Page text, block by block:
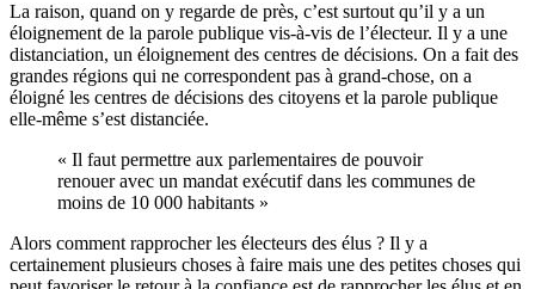
La raison, quand on y regarde de près, c’est surtout qu’il y a un
éloignement de la parole publique vis-à-vis de l’électeur. Il y a une
distanciation, un éloignement des centres de décisions. On a fait des
grandes régions qui ne correspondent pas à grand-chose, on a
éloigné les centres de décisions des citoyens et la parole publique
elle-même s’est distanciée.
« Il faut permettre aux parlementaires de pouvoir
renouer avec un mandat exécutif dans les communes de
moins de 10 000 habitants »
Alors comment rapprocher les électeurs des élus ? Il y a
certainement plusieurs choses à faire mais une des petites choses qui